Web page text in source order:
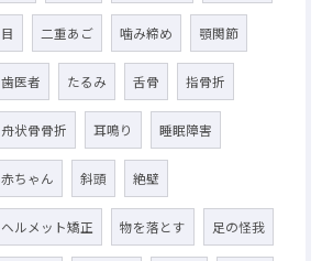
目 二重あご 噛み締め 顎関節
歯医者 たるみ 舌骨 指骨折
舟状骨骨折 耳鳴り 睡眠障害
赤ちゃん 斜頭 絶壁
ヘルメット矯正 物を落とす 足の怪我